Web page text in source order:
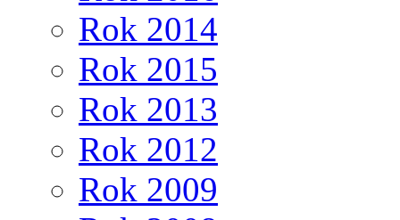
Rok 2014
Rok 2015
Rok 2013
Rok 2012
Rok 2009